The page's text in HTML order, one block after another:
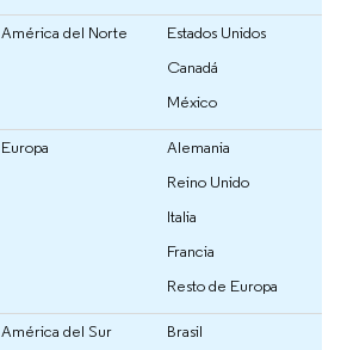
América del Norte
Estados Unidos
Canadá
México
Europa
Alemania
Reino Unido
Italia
Francia
Resto de Europa
América del Sur
Brasil